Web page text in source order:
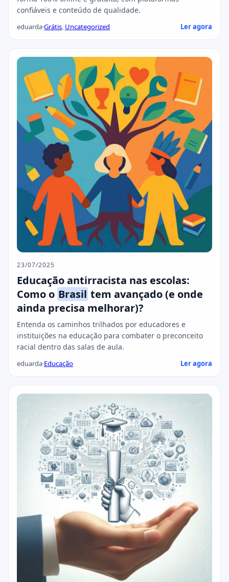
confiáveis e conteúdo de qualidade.
eduarda·Grátis, Uncategorized Ler agora
23/07/2025
Educação antirracista nas escolas:
Como o Brasil tem avançado (e onde
ainda precisa melhorar)?
Entenda os caminhos trilhados por educadores e
instituições na educação para combater o preconceito
racial dentro das salas de aula.
eduarda·Educação Ler agora